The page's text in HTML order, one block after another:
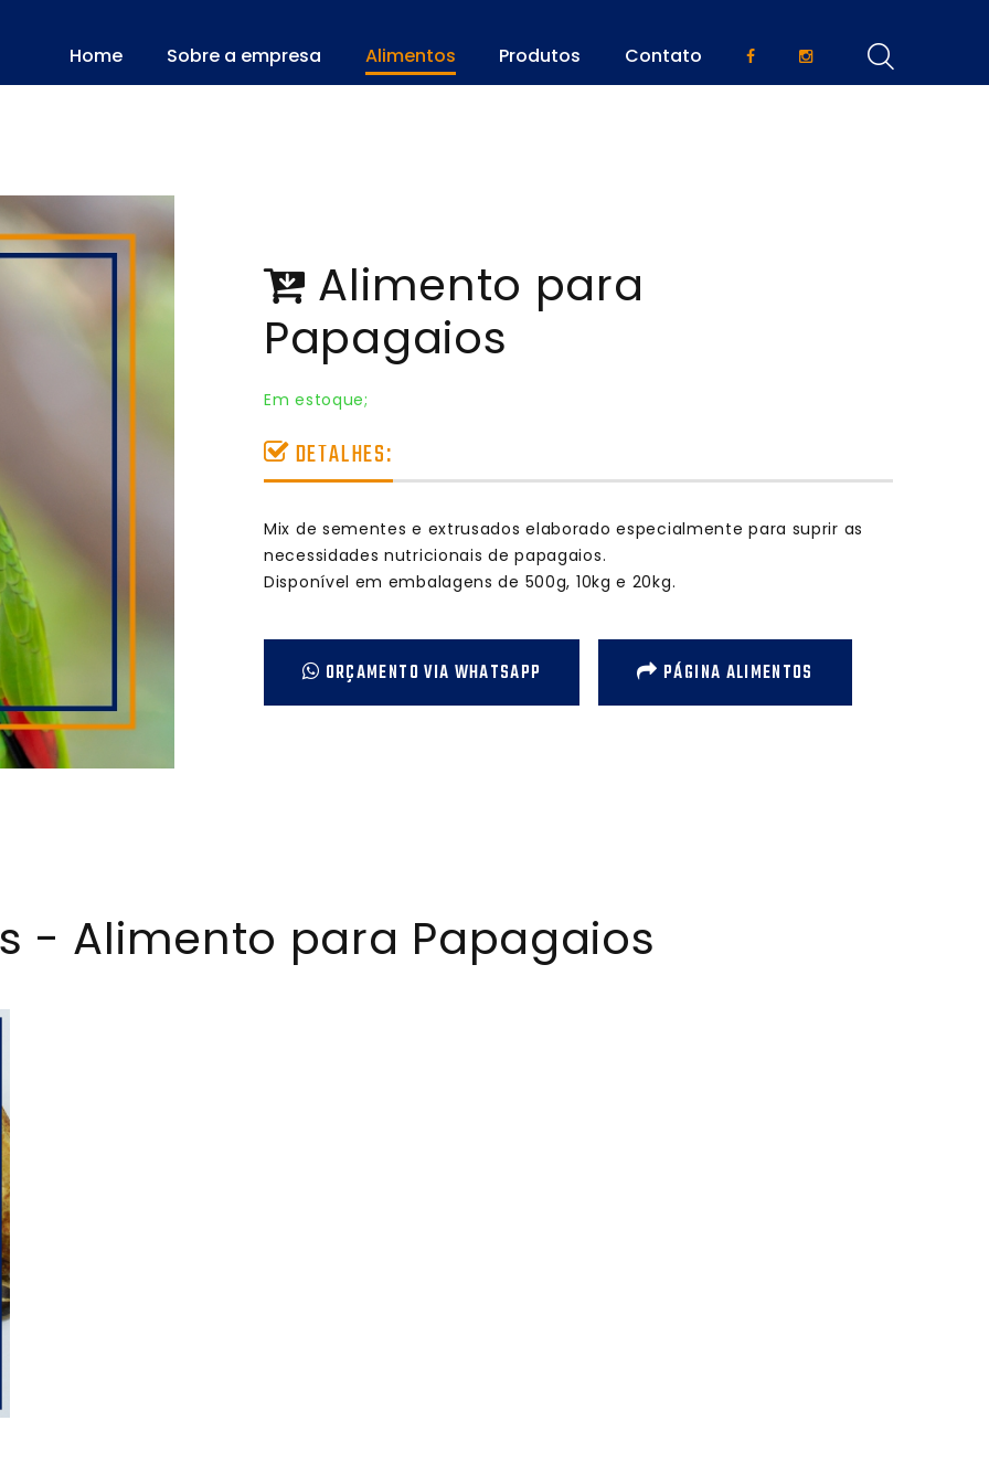
Home Sobre a empresa Alimentos Produtos Contato
Alimento para
Papagaios
Em estoque;
DETALHES:
Mix de sementes e extrusados elaborado especialmente para suprir as
necessidades nutricionais de papagaios.
Disponível em embalagens de 500g, 10kg e 20kg.
ORÇAMENTO VIA WHATSAPP PÁGINA ALIMENTOS
- Alimento para Papagaios